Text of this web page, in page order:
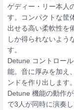
ゲディー・リー本人
す。コンパクトな筐
出せる高い柔軟性を
しか得られないよう
す。
Detune コントロー
能。音に厚みを加え
ンドを作り出します
Detune 機能の動作
で3人が同時に演奏